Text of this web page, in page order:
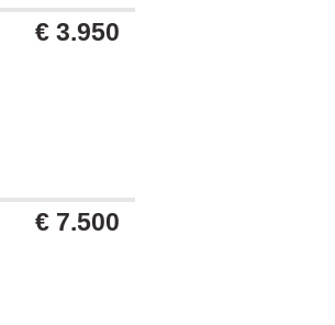
€ 3.950
€ 7.500